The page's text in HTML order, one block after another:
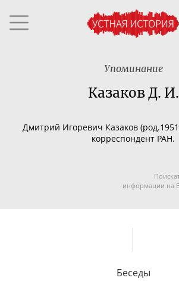
Упоминание
Казаков Д. И.
Дмитрий Игоревич Казаков
корреспондент РАН.
информации на
Беседы